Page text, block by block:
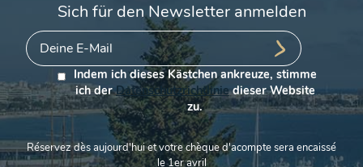
Sich für den Newsletter anmelden
Indem ich dieses Kästchen ankreuze, stimme
ich derDatenschutzrichtliniedieser Website
zu.
Réservez dès aujourd'hui et votre chèque d'acompte sera encaissé
le 1er avril